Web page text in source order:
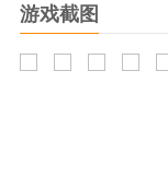
游戏截图